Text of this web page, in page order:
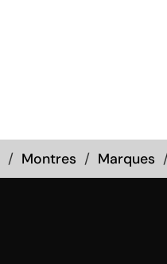
Montres Marques